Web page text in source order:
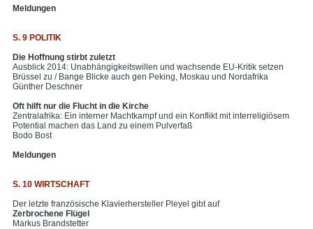
Meldungen
S. 9 POLITIK
Die Hoffnung stirbt zuletzt
Ausblick 2014: Unabhängigkeitswillen und wachsende EU-Kritik setzen
Brüssel zu / Bange Blicke auch gen Peking, Moskau und Nordafrika
Günther Deschner
Oft hilft nur die Flucht in die Kirche
Zentralafrika: Ein interner Machtkampf und ein Konflikt mit interreligiösem
Potential machen das Land zu einem Pulverfaß
Bodo Bost
Meldungen
S. 10 WIRTSCHAFT
Der letzte französische Klavierhersteller Pleyel gibt auf
Zerbrochene Flügel
Markus Brandstetter